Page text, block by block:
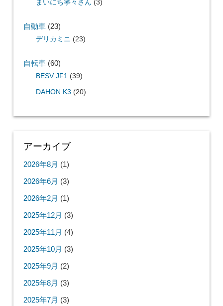
まいにち寧々さん (3)
自動車(23)
デリカミニ (23)
自転車(60)
BESV JF1 (39)
DAHON K3 (20)
アーカイブ
2026年8月 (1)
2026年6月 (3)
2026年2月 (1)
2025年12月 (3)
2025年11月 (4)
2025年10月 (3)
2025年9月 (2)
2025年8月 (3)
2025年7月 (3)